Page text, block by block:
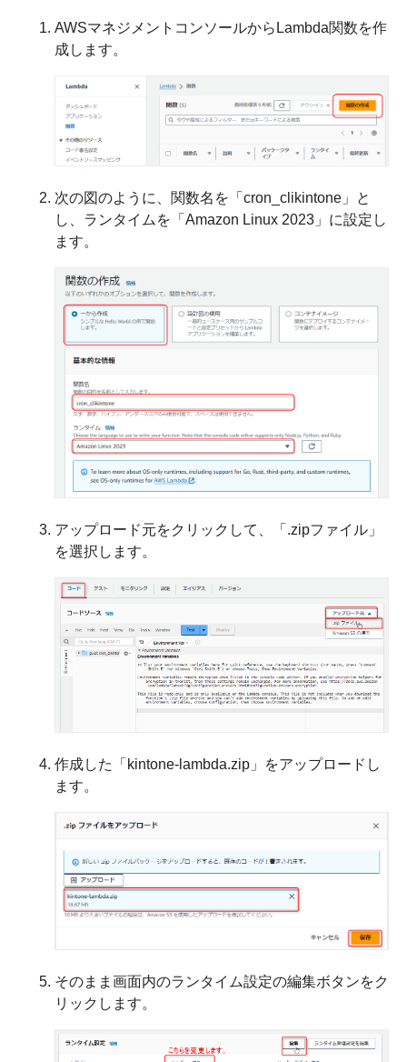
AWSマネジメントコンソールからLambda関数を作
成します。
次の図のように、関数名を「cron_clikintone」と
し、ランタイムを「Amazon Linux 2023」に設定し
ます。
アップロード元をクリックして、「.zipファイル」
を選択します。
作成した「kintone-lambda.zip」をアップロードし
ます。
そのまま画面内のランタイム設定の編集ボタンをク
リックします。